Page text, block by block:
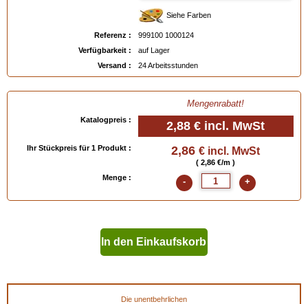
Siehe Farben
Referenz :
999100 1000124
Verfügbarkeit :
auf Lager
Versand :
24 Arbeitsstunden
Mengenrabatt!
Katalogpreis : 2,88 € incl. MwSt
Ihr Stückpreis für 1 Produkt : 2,86 € incl. MwSt
( 2,86 €/m )
Menge :
- +
In den Einkaufskorb
Die unentbehrlichen